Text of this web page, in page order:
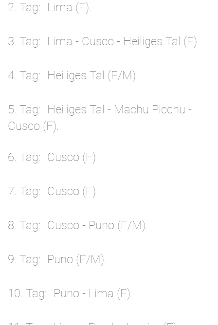
2. Tag Lima (F).
3. Tag Lima - Cusco - Heiliges Tal (F).
4. Tag Heiliges Tal (F/M).
5. Tag
Heiliges Tal - Machu Picchu -
Cusco (F).
6. Tag Cusco (F).
7. Tag Cusco (F).
8. Tag Cusco - Puno (F/M).
9. Tag Puno (F/M).
10. Tag Puno - Lima (F).